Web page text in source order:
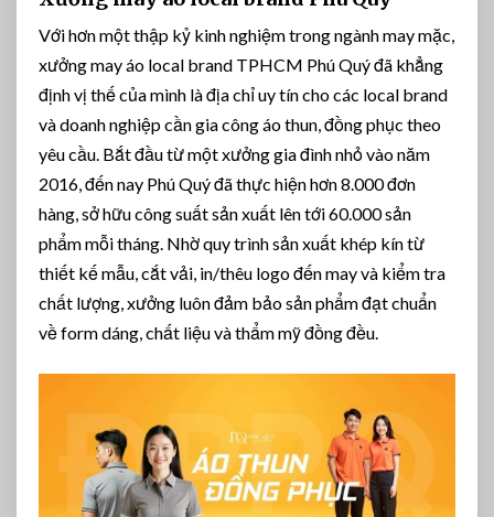
Với hơn một thập kỷ kinh nghiệm trong ngành may mặc,
xưởng may áo local brand TPHCM Phú Quý đã khẳng
định vị thế của mình là địa chỉ uy tín cho các local brand
và doanh nghiệp cần gia công áo thun, đồng phục theo
yêu cầu. Bắt đầu từ một xưởng gia đình nhỏ vào năm
2016, đến nay Phú Quý đã thực hiện hơn 8.000 đơn
hàng, sở hữu công suất sản xuất lên tới 60.000 sản
phẩm mỗi tháng. Nhờ quy trình sản xuất khép kín từ
thiết kế mẫu, cắt vải, in/thêu logo đến may và kiểm tra
chất lượng, xưởng luôn đảm bảo sản phẩm đạt chuẩn
về form dáng, chất liệu và thẩm mỹ đồng đều.